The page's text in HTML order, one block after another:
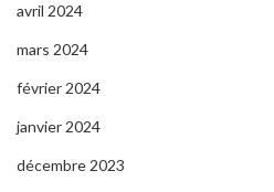
avril 2024
mars 2024
février 2024
janvier 2024
décembre 2023